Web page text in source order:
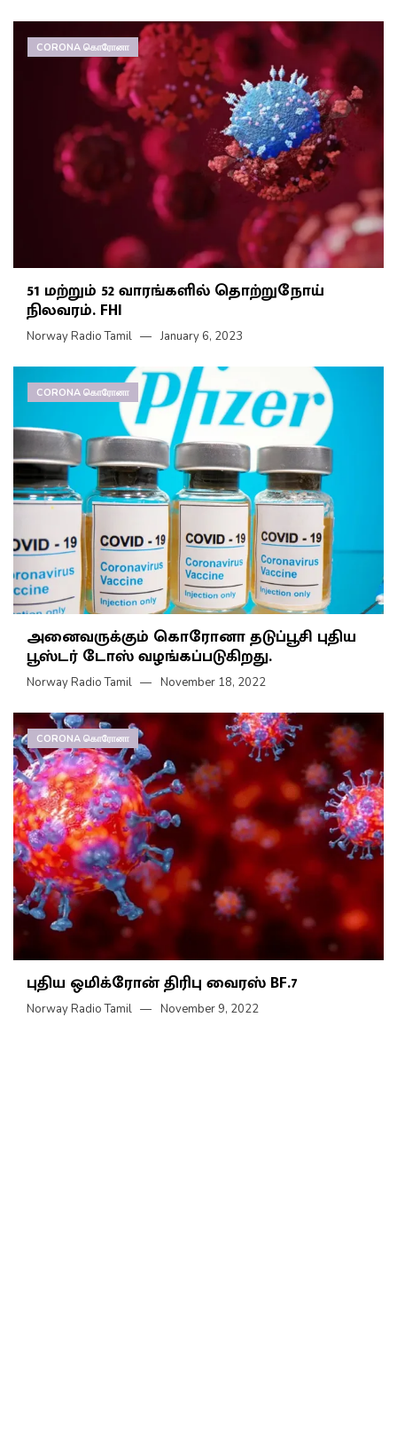
CORONA கொரோனா
51 மற்றும் 52 வாரங்களில் தொற்றுநோய்
நிலவரம். FHI
Norway Radio Tamil January 6, 2023
CORONA கொரோனா
அனைவருக்கும் கொரோனா தடுப்பூசி புதிய
பூஸ்டர் டோஸ் வழங்கப்படுகிறது.
Norway Radio Tamil November 18, 2022
CORONA கொரோனா
புதிய ஒமிக்ரோன் திரிபு வைரஸ் BF.7
Norway Radio Tamil November 9, 2022